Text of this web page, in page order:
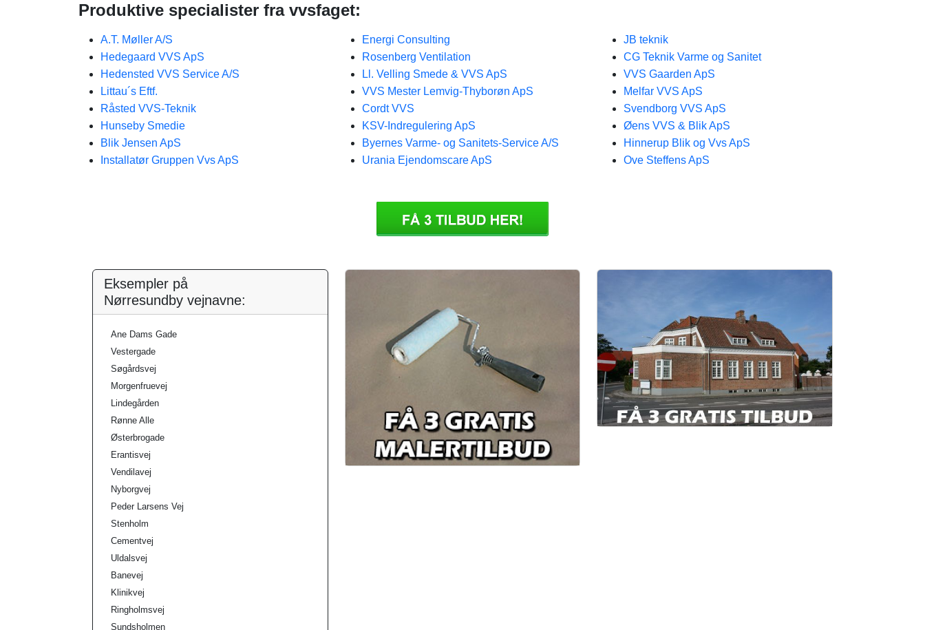
Produktive specialister fra vvsfaget:
A.T. Møller A/S
Hedegaard VVS ApS
Hedensted VVS Service A/S
Littau´s Eftf.
Råsted VVS-Teknik
Hunseby Smedie
Blik Jensen ApS
Installatør Gruppen Vvs ApS
Energi Consulting
Rosenberg Ventilation
Ll. Velling Smede & VVS ApS
VVS Mester Lemvig-Thyborøn ApS
Cordt VVS
KSV-Indregulering ApS
Byernes Varme- og Sanitets-Service A/S
Urania Ejendomscare ApS
JB teknik
CG Teknik Varme og Sanitet
VVS Gaarden ApS
Melfar VVS ApS
Svendborg VVS ApS
Øens VVS & Blik ApS
Hinnerup Blik og Vvs ApS
Ove Steffens ApS
Eksempler på
Nørresundby vejnavne:
Ane Dams Gade
Vestergade
Søgårdsvej
Morgenfruevej
Lindegården
Rønne Alle
Østerbrogade
Erantisvej
Vendilavej
Nyborgvej
Peder Larsens Vej
Stenholm
Cementvej
Uldalsvej
Banevej
Klinikvej
Ringholmsvej
Sundsholmen